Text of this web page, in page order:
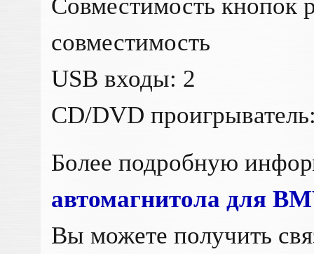
Совместимость кнопок
совместимость
USB входы: 2
CD/DVD
Более подробную
автомагнитола для
Вы можете получить